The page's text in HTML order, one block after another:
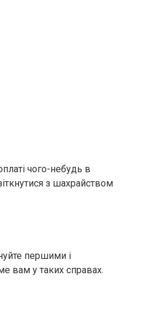
чого-небудь в
з шaхрaйством
першими і
вам у таких справах.